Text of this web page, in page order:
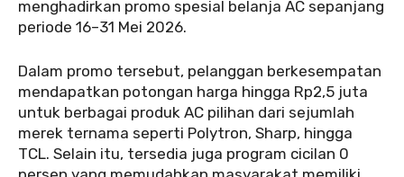
menghadirkan promo spesial belanja AC sepanjang
periode 16–31 Mei 2026.
‎Dalam promo tersebut, pelanggan berkesempatan
mendapatkan potongan harga hingga Rp2,5 juta
untuk berbagai produk AC pilihan dari sejumlah
merek ternama seperti Polytron, Sharp, hingga
TCL. Selain itu, tersedia juga program cicilan 0